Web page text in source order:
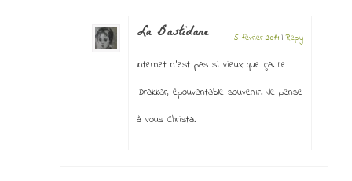
La Bastidane 5 février 2014 |Reply
Internet n’est pas si vieux que ça. Le
Drakkar, épouvantable souvenir. Je pense
à vous Christa.